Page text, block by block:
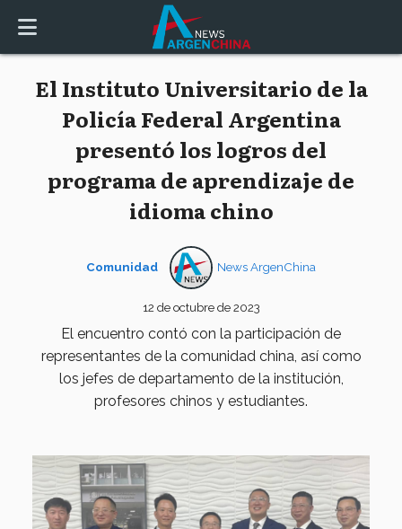
El Instituto Universitario de la
Policía Federal Argentina
presentó los logros del
programa de aprendizaje de
idioma chino
El encuentro contó con la participación de
representantes de la comunidad china, así como
los jefes de departamento de la institución,
profesores chinos y estudiantes.
Comunidad
12 de octubre de 2023
News ArgenChina